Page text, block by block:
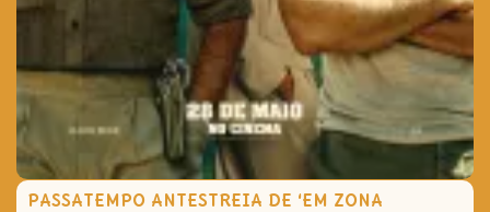
PASSATEMPO ANTESTREIA DE ‘EM ZONA